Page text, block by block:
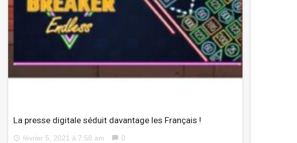
La presse digitale séduit davantage les Français !
access_time février 5, 2021 à 7:58 am 0